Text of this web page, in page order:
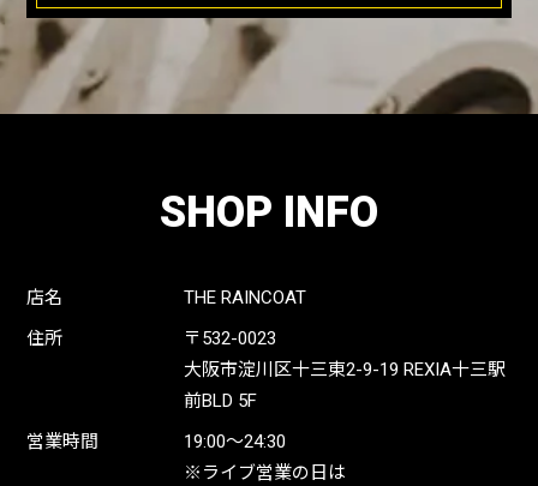
SHOP INFO
店名
THE RAINCOAT
住所
〒532-0023
大阪市淀川区十三東2-9-19 REXIA十三駅
前BLD 5F
営業時間
19:00〜24:30
※ライブ営業の日は